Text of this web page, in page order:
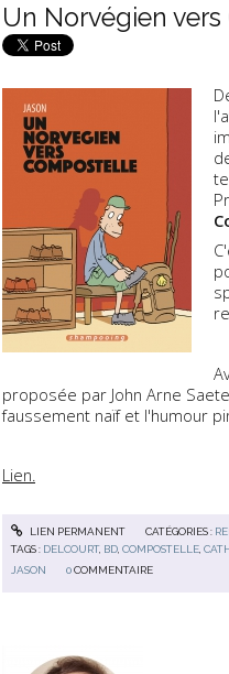
Un Norvégien
proposée par John Arne
faussement naïf et l'humour
Lien.
LIEN PERMANENT CATÉGORIES :
TAGS : DELCOURT, BD,COMPOSTELLE,
JASON
0 COMMENTAIRE